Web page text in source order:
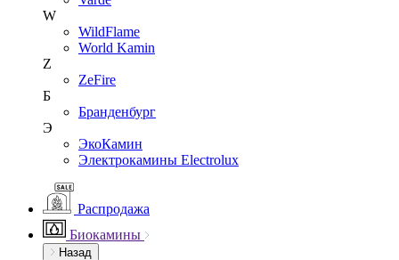
W
WildFlame
World Kamin
Z
ZeFire
Б
Бранденбург
Э
ЭкоКамин
Электрокамины Electrolux
Распродажа
Биокамины
Назад